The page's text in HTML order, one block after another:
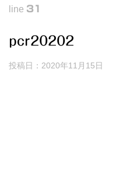
line 31
pcr20202
投稿日： 2020年11月15日